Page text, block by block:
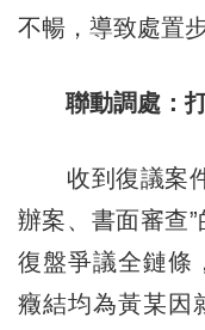
不暢，導致處置
聯動調處：
收到復議案件
辦案、書面審查”
復盤爭議全鏈條
癥結均為黃某因